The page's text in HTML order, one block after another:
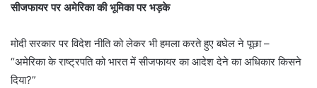
सीजफायर पर अमेरिका की भूमिका पर भड़के
मोदी सरकार पर विदेश नीति को लेकर भी हमला करते हुए बघेल ने पूछा –
“अमेरिका के राष्ट्रपति को भारत में सीजफायर का आदेश देने का अधिकार किसने
दिया?”